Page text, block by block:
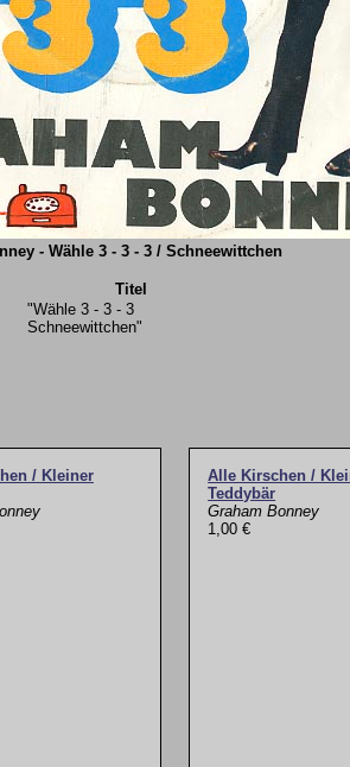
- Wähle 3 - 3 - 3 / Schneewittchen
Titel
"Wähle 3 - 3 - 3
Schneewittchen"
/ Kleiner
Alle Kirschen /
Teddybär
Graham Bonney
1,00 €